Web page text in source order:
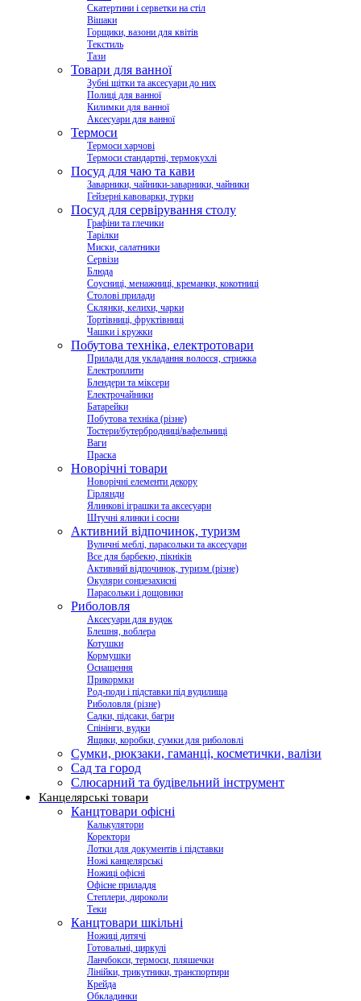
Скатертини і серветки на стіл
Вішаки
Горщики, вазони для квітів
Текстиль
Тази
Товари для ванної
Зубні щітки та аксесуари до них
Полиці для ванної
Килимки для ванної
Аксесуари для ванної
Термоси
Термоси харчові
Термоси стандартні, термокухлі
Посуд для чаю та кави
Заварники, чайники-заварники, чайники
Гейзерні кавоварки, турки
Посуд для сервірування столу
Графіни та глечики
Тарілки
Миски, салатники
Сервізи
Блюда
Соусниці, менажниці, креманки, кокотниці
Столові прилади
Склянки, келихи, чарки
Тортівниці, фруктівниці
Чашки і кружки
Побутова техніка, електротовари
Прилади для укладання волосся, стрижка
Електроплити
Блендери та міксери
Електрочайники
Батарейки
Побутова техніка (різне)
Тостери/бутербродниці/вафельниці
Ваги
Праска
Новорічні товари
Новорічні елементи декору
Гірлянди
Ялинкові іграшки та аксесуари
Штучні ялинки і сосни
Активний відпочинок, туризм
Вуличні меблі, парасольки та аксесуари
Все для барбекю, пікніків
Активний відпочинок, туризм (різне)
Окуляри сонцезахисні
Парасольки і дощовики
Риболовля
Аксесуари для вудок
Блешня, воблера
Котушки
Кормушки
Оснащення
Прикормки
Род-поди і підставки під вудилища
Риболовля (різне)
Садки, підсаки, багри
Спінінги, вудки
Ящики, коробки, сумки для риболовлі
Сумки, рюкзаки, гаманці, косметички, валізи
Сад та город
Слюсарний та будівельний інструмент
Канцелярські товари
Канцтовари офісні
Калькулятори
Коректори
Лотки для документів і підставки
Ножі канцелярські
Ножиці офісні
Офісне приладдя
Степлери, дироколи
Теки
Канцтовари шкільні
Ножиці дитячі
Готовальні, циркулі
Ланчбокси, термоси, пляшечки
Лінійки, трикутники, транспортири
Крейда
Обкладинки